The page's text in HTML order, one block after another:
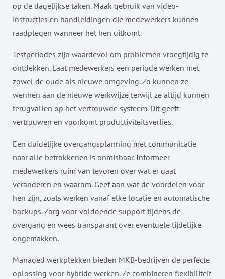
op de dagelijkse taken. Maak gebruik van video-
instructies en handleidingen die medewerkers kunnen
raadplegen wanneer het hen uitkomt.
Testperiodes zijn waardevol om problemen vroegtijdig te
ontdekken. Laat medewerkers een periode werken met
zowel de oude als nieuwe omgeving. Zo kunnen ze
wennen aan de nieuwe werkwijze terwijl ze altijd kunnen
terugvallen op het vertrouwde systeem. Dit geeft
vertrouwen en voorkomt productiviteitsverlies.
Een duidelijke overgangsplanning met communicatie
naar alle betrokkenen is onmisbaar. Informeer
medewerkers ruim van tevoren over wat er gaat
veranderen en waarom. Geef aan wat de voordelen voor
hen zijn, zoals werken vanaf elke locatie en automatische
backups. Zorg voor voldoende support tijdens de
overgang en wees transparant over eventuele tijdelijke
ongemakken.
Managed werkplekken bieden MKB-bedrijven de perfecte
oplossing voor hybride werken. Ze combineren flexibiliteit